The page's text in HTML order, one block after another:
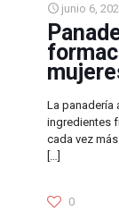
junio 6,
La panadería
ingredientes
cada vez
0